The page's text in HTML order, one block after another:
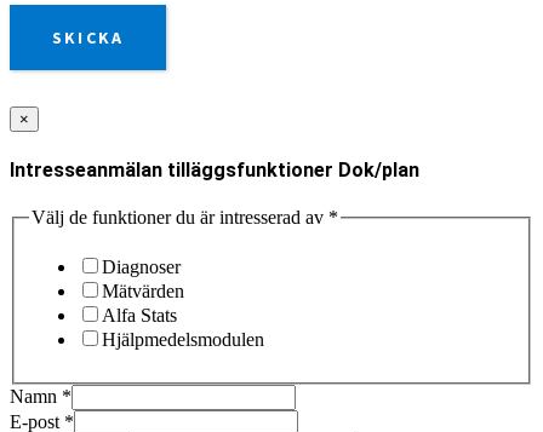
SKICKA
×
Intresseanmälan tilläggsfunktioner Dok/plan
Välj de funktioner du är intresserad av *
Diagnoser
Mätvärden
Alfa Stats
Hjälpmedelsmodulen
Namn *
E-post *